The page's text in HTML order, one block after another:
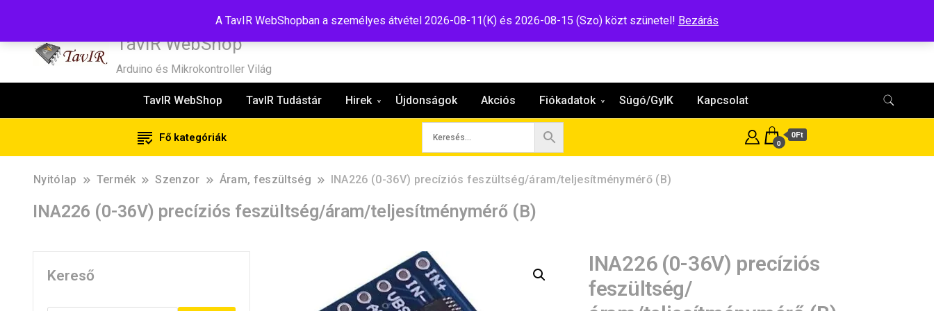
A TavIR WebShopban a személyes átvétel 2026-08-11(K) és 2026-08-15 (Szo) közt szünetel! Bezárás
TavIR WebShop
Arduino és Mikrokontroller Világ
TavIR WebShop TavIR Tudástár Hirek Újdonságok Akciós Fiókadatok Súgó/GyIK Kapcsolat
Fő kategóriák 0
0Ft
Nyitólap Termék Szenzor Áram, feszültség INA226 (0-36V) precíziós feszültség/áram/teljesítménymérő (B)
INA226 (0-36V) precíziós feszültség/áram/teljesítménymérő (B)
INA226 (0-36V) precíziós
feszültség/
Kereső